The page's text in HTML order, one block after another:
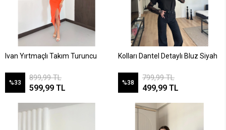
Ivan Yırtmaçlı Takım Turuncu
%33
899,99 TL
599,99 TL
Kolları Dantel Detaylı Bluz Siyah
%38
799,99 TL
499,99 TL